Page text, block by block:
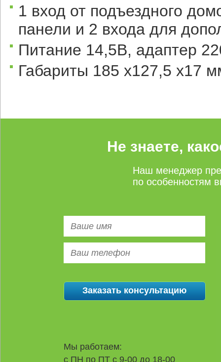
1 вход от подъездного
панели и 2 входа для
Питание 14,5В, адаптер
Габариты 185 х127,5 х17
Не знаете,
Наш менеджер
по особенностям
Мы работаем:
с ПН по ПТ с 9-00 до 18-00